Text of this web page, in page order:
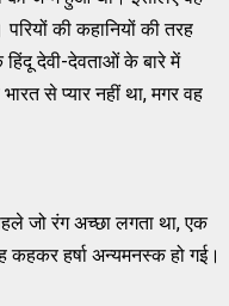
की कहानियों की तरह
देवी-देवताओं के बारे में
से प्यार नहीं था, मगर वह
जो रंग अच्छा लगता था, एक
हर्षा अन्यमनस्क हो गई।